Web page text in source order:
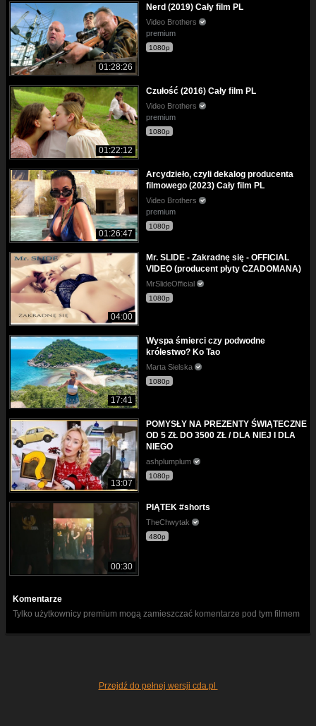
01:28:26
Nerd (2019) Cały film PL
Video Brothers
premium
1080p
01:22:12
Czułość (2016) Cały film PL
Video Brothers
premium
1080p
01:26:47
Arcydzieło, czyli dekalog producenta
filmowego (2023) Cały film PL
Video Brothers
premium
1080p
04:00
Mr. SLIDE - Zakradnę się - OFFICIAL
VIDEO (producent płyty CZADOMANA)
MrSlideOfficial
1080p
17:41
Wyspa śmierci czy podwodne
królestwo? Ko Tao
Marta Sielska
1080p
13:07
POMYSŁY NA PREZENTY ŚWIĄTECZNE
OD 5 ZŁ DO 3500 ZŁ / DLA NIEJ I DLA
NIEGO
ashplumplum
1080p
00:30
PIĄTEK #shorts
TheChwytak
480p
Komentarze
Tylko użytkownicy premium mogą zamieszczać komentarze pod tym filmem
Przejdź do pełnej wersji cda.pl